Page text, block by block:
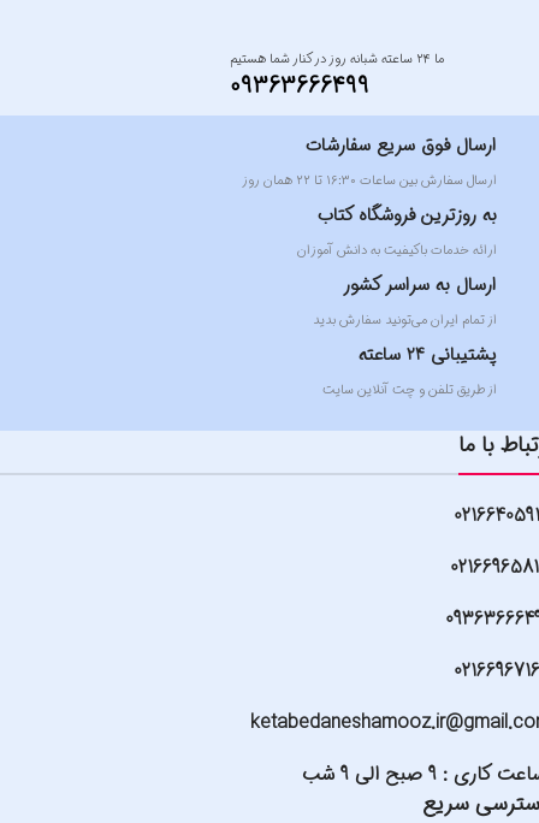
ما ۲۴ ساعته شبانه روز در کنار شما هستیم
09363666499
ارسال فوق سریع سفارشات
ارسال سفارش بین ساعات ۱۶:۳۰ تا ۲۲ همان روز
به روزترین فروشگاه کتاب
ارائه خدمات باکیفیت به دانش آموزان
ارسال به سراسر کشور
از تمام ایران می‌تونید سفارش بدید
پشتیبانی 24 ساعته
از طریق تلفن و چت آنلاین سایت
با ما
کاری : 9 صبح الی 9 شب
سریع